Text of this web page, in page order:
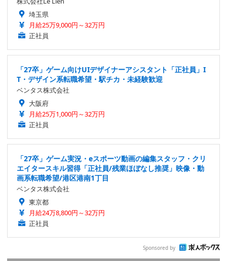
埼玉県
月給25万9,000円～32万円
正社員
「27卒」ゲーム向けUIデザイナーアシスタント「正社員」I
T・デザイン系転職希望・駅チカ・未経験歓迎
ベンタス株式会社
大阪府
月給25万1,000円～32万円
正社員
「27卒」ゲーム実況・eスポーツ動画の編集スタッフ・クリ
エイタースキル習得「正社員/残業ほぼなし推奨」映像・動
画系転職希望/港区港南1丁目
ベンタス株式会社
東京都
月給24万8,800円～32万円
正社員
Sponsored by